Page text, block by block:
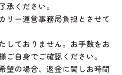
承ください。
リー運営事務局負担とさせて
しておりません。お手数をお
ご自身でご確認ください。
望の場合、返金に関しお時間